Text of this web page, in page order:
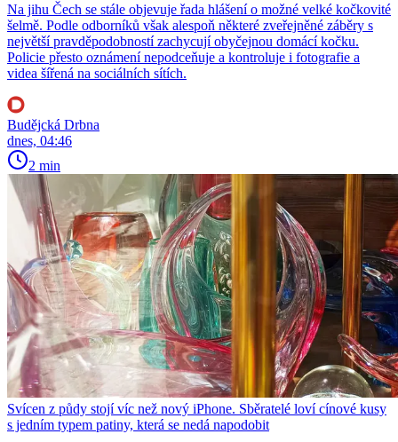
Na jihu Čech se stále objevuje řada hlášení o možné velké kočkovité
šelmě. Podle odborníků však alespoň některé zveřejněné záběry s
největší pravděpodobností zachycují obyčejnou domácí kočku.
Policie přesto oznámení nepodceňuje a kontroluje i fotografie a
videa šířená na sociálních sítích.
Budějcká Drbna
dnes, 04:46
2 min
Svícen z půdy stojí víc než nový iPhone. Sběratelé loví cínové kusy
s jedním typem patiny, která se nedá napodobit